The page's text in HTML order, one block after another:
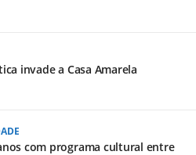
invade a Casa Amarela
com programa cultural entre